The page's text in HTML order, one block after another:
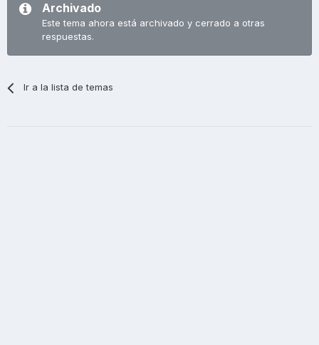
Archivado
Este tema ahora está archivado y cerrado a otras
respuestas.
Ir a la lista de temas